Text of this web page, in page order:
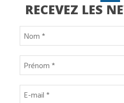
RECEVEZ LES